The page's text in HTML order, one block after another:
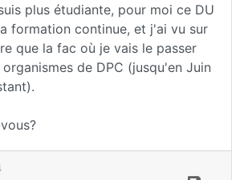
plus étudiante, pour moi ce DU
formation continue, et j'ai vu sur
que la fac où je vais le passer
de DPC (jusqu'en Juin